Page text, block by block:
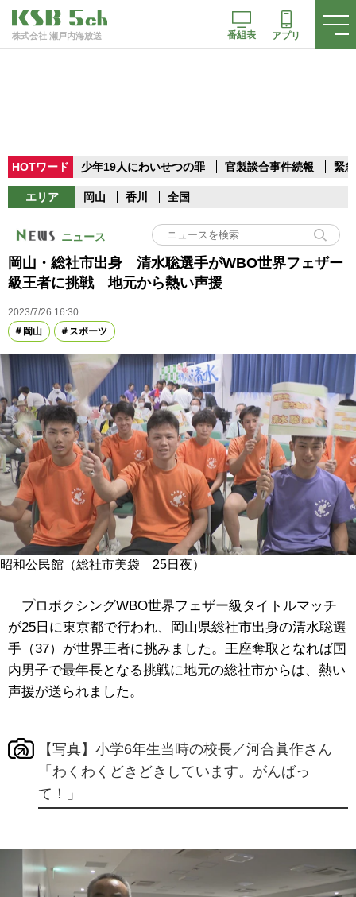
株式会社 瀬戸内海放送 番組表 アプリ
HOTワード 少年19人にわいせつの罪 官製談合事件続報 緊
エリア 岡山 香川 全国
ニュース
岡山・総社市出身 清水聡選手がWBO世界フェザー
級王者に挑戦 地元から熱い声援
2023/7/26 16:30
岡山
スポーツ
昭和公民館（総社市美袋 25日夜）
プロボクシングWBO世界フェザー級タイトルマッチ
が25日に東京都で行われ、岡山県総社市出身の清水聡選
手（37）が世界王者に挑みました。王座奪取となれば国
内男子で最年長となる挑戦に地元の総社市からは、熱い
声援が送られました。
【写真】小学6年生当時の校長／河合眞作さん
「わくわくどきどきしています。がんばっ
て！」